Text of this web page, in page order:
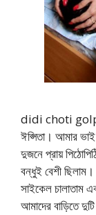
didi choti golpo
ঈপ্সিতা। আমার
দুজনে প্রায়
বন্ধুই বেশী
সাইকেল চালাতাম
আমাদের বাড়িতে